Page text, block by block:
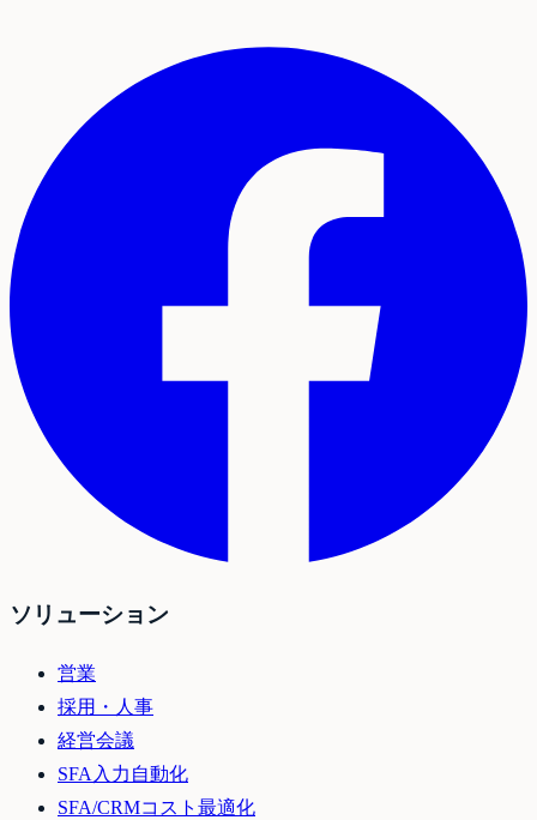
ソリューション
営業
採用・人事
経営会議
SFA入力自動化
SFA/CRMコスト最適化